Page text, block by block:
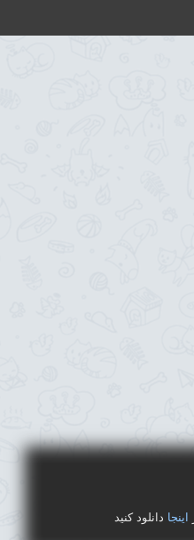
اینجا دانلود کنید